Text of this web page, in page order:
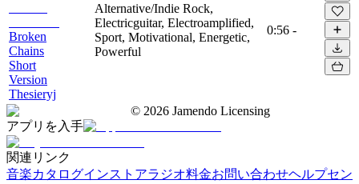
Broken
Chains
Short
Version
Thesieryj
Alternative/Indie Rock,
Electricguitar, Electroamplified,
Sport, Motivational, Energetic,
Powerful
0:56 -
© 2026 Jamendo Licensing
アプリを入手
関連リンク
音楽カタログインストアラジオ料金お問い合わせヘルプセン